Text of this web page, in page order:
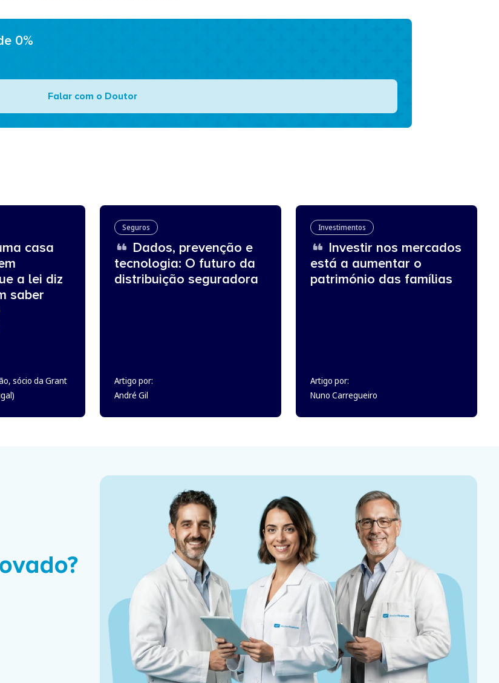
0%
Falar com o Doutor
casa
a lei diz
saber
sócio da Grant
Seguros
Dados, prevenção e
tecnologia: O futuro da
distribuição seguradora
Artigo por:
André Gil
Investimentos
Investir nos mercados
está a aumentar o
património das famílias
Artigo por:
Nuno Carregueiro